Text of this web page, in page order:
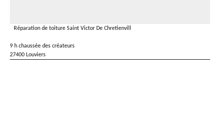
Réparation de toiture Saint Victor De Chretienvill
9 h chaussée des créateurs
27400 Louviers